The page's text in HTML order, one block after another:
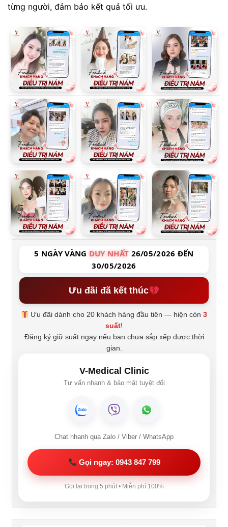
từng người, đảm bảo kết quả tối ưu.
5 NGÀY VÀNG DUY NHẤT 26/05/2026 ĐẾN
30/05/2026
Ưu đãi đã kết thúc
Ưu đãi dành cho 20 khách hàng đầu tiên — hiện còn3
suất!
Đăng ký giữ suất ngay nếu bạn chưa sắp xếp được thời
gian.
V-Medical Clinic
Tư vấn nhanh & bảo mật tuyệt đối
Chat nhanh qua Zalo / Viber / WhatsApp
Gọi ngay: 0943 847 799
Gọi lại trong 5 phút • Miễn phí 100%